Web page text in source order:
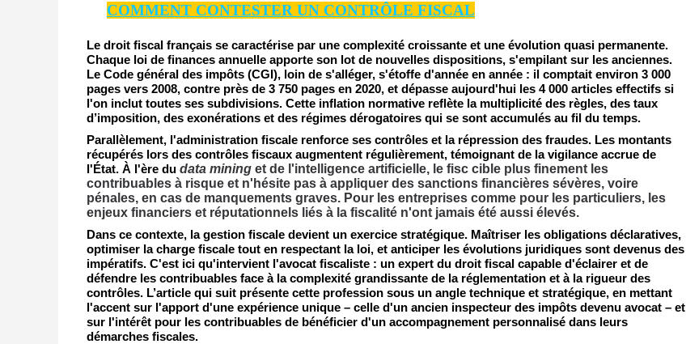
COMMENT CONTESTER UN CONTRÔLE FISCAL
Le droit fiscal français se caractérise par une complexité croissante et une évolution quasi permanente.
Chaque loi de finances annuelle apporte son lot de nouvelles dispositions, s'empilant sur les anciennes.
Le Code général des impôts (CGI), loin de s'alléger, s'étoffe d'année en année : il comptait environ 3 000
pages vers 2008, contre près de 3 750 pages en 2020, et dépasse aujourd'hui les 4 000 articles effectifs si
l'on inclut toutes ses subdivisions. Cette inflation normative reflète la multiplicité des règles, des taux
d’imposition, des exonérations et des régimes dérogatoires qui se sont accumulés au fil du temps.
Parallèlement, l'administration fiscale renforce ses contrôles et la répression des fraudes. Les montants
récupérés lors des contrôles fiscaux augmentent régulièrement, témoignant de la vigilance accrue de
l'État. À l'ère du data mining et de l'intelligence artificielle, le fisc cible plus finement les
contribuables à risque et n'hésite pas à appliquer des sanctions financières sévères, voire
pénales, en cas de manquements graves. Pour les entreprises comme pour les particuliers, les
enjeux financiers et réputationnels liés à la fiscalité n'ont jamais été aussi élevés.
Dans ce contexte, la gestion fiscale devient un exercice stratégique. Maîtriser les obligations déclaratives,
optimiser la charge fiscale tout en respectant la loi, et anticiper les évolutions juridiques sont devenus des
impératifs. C'est ici qu'intervient l'avocat fiscaliste : un expert du droit fiscal capable d'éclairer et de
défendre les contribuables face à la complexité grandissante de la réglementation et à la rigueur des
contrôles. L’article qui suit présente cette profession sous un angle technique et stratégique, en mettant
l'accent sur l'apport d'une expérience unique – celle d'un ancien inspecteur des impôts devenu avocat – et
sur l'intérêt pour les contribuables de bénéficier d'un accompagnement personnalisé dans leurs
démarches fiscales.